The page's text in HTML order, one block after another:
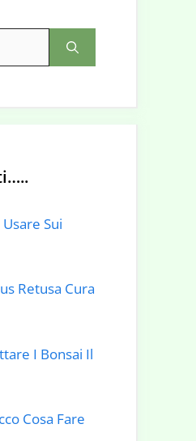
Sui
Retusa Cura
I Bonsai Il
Cosa Fare